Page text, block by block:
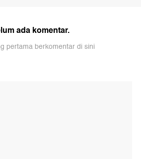
ada komentar.
pertama berkomentar di sini